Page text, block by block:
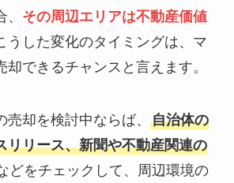
その周辺エリアは不動産価値
うした変化のタイミングは、マ
却できるチャンスと言えます。
売却を検討中ならば、 自治体の
リリース、新聞や不動産関連の
どをチェックして、周辺環境の